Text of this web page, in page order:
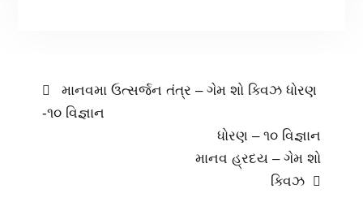
માનવમા ઉત્સર્જન તંત્ર – ગેમ શો ક્વિઝ ધોરણ
-૧૦ વિજ્ઞાન
ધોરણ – ૧૦ વિજ્ઞાન
માનવ હ્રદય – ગેમ શો
ક્વિઝ